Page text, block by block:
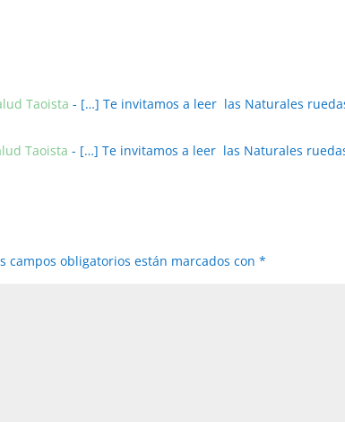
Taoista - […] Te invitamos a leer las Naturales
Taoista - […] Te invitamos a leer las Naturales
campos obligatorios están marcados con*